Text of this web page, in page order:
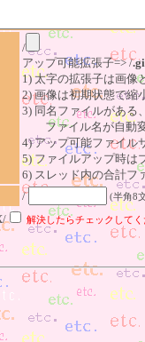
/
アップ可能拡張子=> /
1) 太字の拡張子は画像
2) 画像は初期状態で縮
3) 同名ファイルがある
ファイル名が自動
4) アップ可能ファイル
5) ファイルアップ時は
6) スレッド内の合計フ
/ (半角8
解決したらチェックして